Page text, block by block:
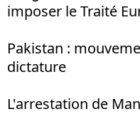
imposer le Traité
Pakistan :
dictature
L'arrestation de